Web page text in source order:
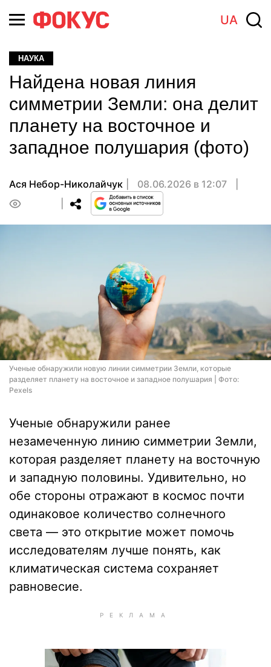
UA
НАУКА
Найдена новая линия
симметрии Земли: она делит
планету на восточное и
западное полушария (фото)
Ася Небор-Николайчук
08.06.2026 в 12:07
Ученые обнаружили новую линии симметрии Земли, которые
разделяет планету на восточное и западное полушария | Фото:
Pexels
Ученые обнаружили ранее
незамеченную линию симметрии Земли,
которая разделяет планету на восточную
и западную половины. Удивительно, но
обе стороны отражают в космос почти
одинаковое количество солнечного
света — это открытие может помочь
исследователям лучше понять, как
климатическая система сохраняет
равновесие.